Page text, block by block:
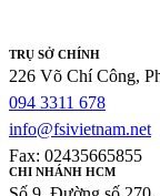
TRỤ SỞ CHÍNH
226 Võ Chí Công,
094 3311 678
info@fsivietnam.net
Fax: 02435665855
CHI NHÁNH HCM